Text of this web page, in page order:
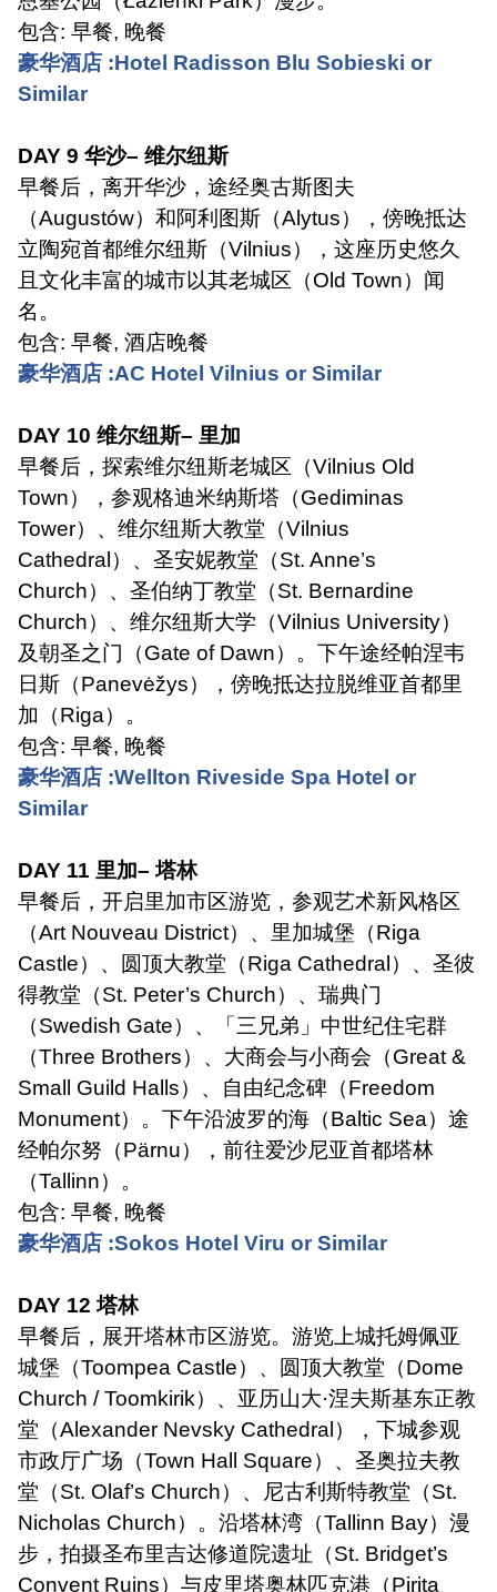
包含: 早餐, 晚餐
豪华酒店 :Hotel Radisson Blu Sobieski or
Similar
DAY 9 华沙– 维尔纽斯
早餐后，离开华沙，途经奥古斯图夫
（Augustów）和阿利图斯（Alytus），傍晚抵达
立陶宛首都维尔纽斯（Vilnius），这座历史悠久
且文化丰富的城市以其老城区（Old Town）闻
名。
包含: 早餐, 酒店晚餐
豪华酒店 :AC Hotel Vilnius or Similar
DAY 10 维尔纽斯– 里加
早餐后，探索维尔纽斯老城区（Vilnius Old
Town），参观格迪米纳斯塔（Gediminas
Tower）、维尔纽斯大教堂（Vilnius
Cathedral ）、圣安妮教堂（St. Anne’s
Church）、圣伯纳丁教堂（St. Bernardine
Church）、维尔纽斯大学（Vilnius University）
及朝圣之门（Gate of Dawn）。下午途经帕涅韦
日斯（Panevėžys），傍晚抵达拉脱维亚首都里
加（Riga）。
包含: 早餐, 晚餐
豪华酒店 :Wellton Riveside Spa Hotel or
Similar
DAY 11 里加–塔林
早餐后，开启里加市区游览，参观艺术新风格区
（Art Nouveau District）、里加城堡（Riga
Castle）、圆顶大教堂（Riga Cathedral ）、圣彼
得教堂（St. Peter’s Church）、瑞典门
（Swedish Gate）、「三兄弟」中世纪住宅群
（Three Brothers）、大商会与小商会（Great &
Small Guild Halls）、自由纪念碑（Freedom
Monument）。下午沿波罗的海（Baltic Sea）途
经帕尔努（Pärnu），前往爱沙尼亚首都塔林
（Tallinn）。
包含: 早餐, 晚餐
豪华酒店 :Sokos Hotel Viru or Similar
DAY 12塔林
早餐后，展开塔林市区游览。游览上城托姆佩亚
城堡（Toompea Castle）、圆顶大教堂（Dome
Church / Toomkirik）、亚历山大·涅夫斯基东正教
堂（Alexander Nevsky Cathedral ），下城参观
市政厅广场（Town Hall Square）、圣奥拉夫教
堂（St. Olaf’s Church）、尼古利斯特教堂（St.
Nicholas Church）。沿塔林湾（Tallinn Bay）漫
步，拍摄圣布里吉达修道院遗址（St. Bridget’s
Convent Ruins）与皮里塔奥林匹克港（Pirita